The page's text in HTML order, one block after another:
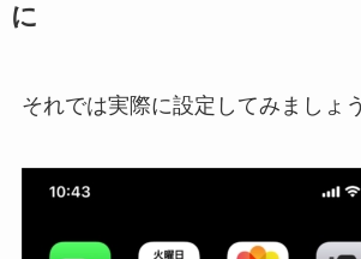
に
それでは実際に設定してみましょう